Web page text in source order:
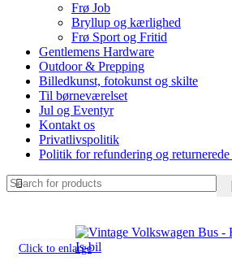
Frø Job
Bryllup og kærlighed
Frø Sport og Fritid
Gentlemens Hardware
Outdoor & Prepping
Billedkunst, fotokunst og skilte
Til børneværelset
Jul og Eventyr
Kontakt os
Privatlivspolitik
Politik for refundering og returnerede
Click to enlarge